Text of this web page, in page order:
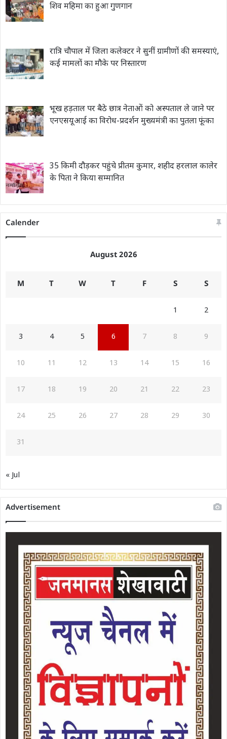
शिव महिमा का हुआ गुणगान
रात्रि चौपाल में जिला कलेक्टर ने सुनीं ग्रामीणों की समस्याएं,
कई मामलों का मौके पर निस्तारण
भूख हड़ताल पर बैठे छात्र नेताओं को अस्पताल ले जाने पर
एनएसयूआई का विरोध-प्रदर्शन मुख्यमंत्री का पुतला फूंका
35 किमी दौड़कर पहुंचे प्रीतम कुमार, शहीद हरलाल कालेर
के पिता ने किया सम्मानित
Calender
August 2026
M T W T F S S
1 2
3 4 5 6 7 8 9
10 11 12 13 14 15 16
17 18 19 20 21 22 23
24 25 26 27 28 29 30
31
« Jul
Advertisement